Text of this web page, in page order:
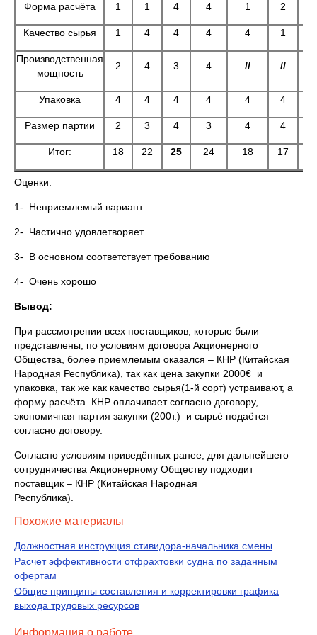
Форма расчёта 1 1 4 4 1 2
Качество сырья 1 4 4 4 4 1
Производственная
мощность
2 4 3 4 —//— —//— —
Упаковка 4 4 4 4 4 4
Размер партии 2 3 4 3 4 4
Итог: 18 22 25 24 18 17
1- Неприемлемый вариант
2- Частично удовлетворяет
3- В основном соответствует требованию
4- Очень хорошо
Вывод:
При рассмотрении всех поставщиков, которые были
представлены, по условиям договора Акционерного
Общества, более приемлемым оказался – КНР (Китайская
Народная Республика), так как цена закупки 2000€ и
упаковка, так же как качество сырья(1-й сорт) устраивают, а
форму расчёта КНР оплачивает согласно договору,
экономичная партия закупки (200т.) и сырьё подаётся
согласно договору.
Согласно условиям приведённых ранее, для дальнейшего
сотрудничества Акционерному Обществу подходит
поставщик – КНР (Китайская Народная
Республика).
Похожие материалы
Должностная инструкция стивидора-начальника смены
Расчет эффективности отфрахтовки судна по заданным
офертам
Общие принципы составления и корректировки графика
выхода трудовых ресурсов
Информация о работе